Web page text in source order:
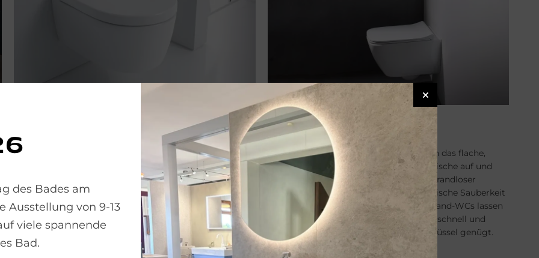
Die WCs der Serie
sind in runder oder
eckiger Formgebung erhältlich – als wandhängende
oder bodenstehende Variante. Besonders praktisch für
kleine Bäder: das kompakte Wand-WC mit verkürzter
Ausladung und geschlossener Außenkontur. Die Modelle
überzeugen durch dezentes Design, unsichtbare
Befestigung mitEFF3
-Technik und hygienische
Rimfree® plus
-Spültechnologie.
Ge­be­rit Smyle
Die WCs der Serie Geberit Smyle
greifen das flache,
moderne Design der passenden Waschtische auf und
fügen sich stilvoll ins Bad ein. Dank spülrandloser
Rimfree®
-Technologie bieten sie hygienische Sauberkeit
bei jeder Spülung. Die geschlossenen Wand-WCs lassen
sich mit der cleveren
-Befestigung schnell und
werkzeugarm montieren – ein Inbusschlüssel genügt.
des Bades am
Ausstellung von 9-13
viele spannende
Bad.